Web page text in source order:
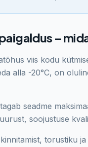
–
viis kodu
alla -20°C, on
seadme
soojustuse
torustiku